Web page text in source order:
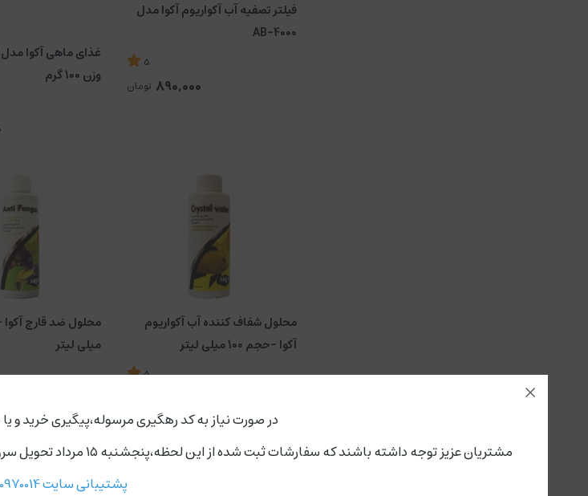
فیلتر تصفیه آب آکواریوم آکوا مدل
AB-4000
5
890,000 تومان
غذای ماهی آکوا
وزن 100 گرم
محلول شفاف کننده آب آکواریوم
آکوا -حجم 100 میلی لیتر
5
میلی لیتر
در صورت نیاز به کد رهگیری مرسوله،پیگیری خرید و
مشتریان عزیز توجه داشته باشند که سفارشات ثبت شده از این لحظه،پنجشنبه ۱۵ مرداد تحویل سرویس پستی و باربری می گردد،روز های دوشنبه و چهارشنبه مجموعه ارسال ندارد.
پشتیبانی سایت 09390970014